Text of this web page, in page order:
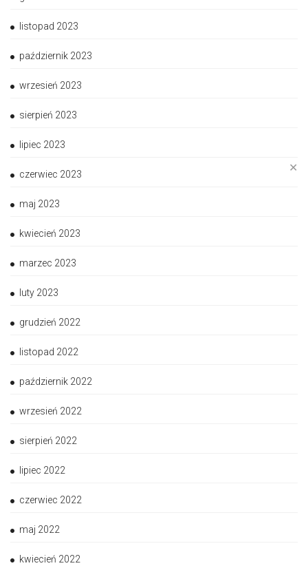
✕
listopad 2023
październik 2023
wrzesień 2023
sierpień 2023
lipiec 2023
czerwiec 2023
maj 2023
kwiecień 2023
marzec 2023
luty 2023
grudzień 2022
listopad 2022
październik 2022
wrzesień 2022
sierpień 2022
lipiec 2022
czerwiec 2022
maj 2022
kwiecień 2022